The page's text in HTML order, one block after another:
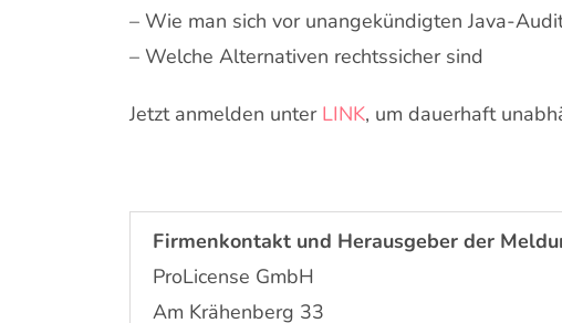
– Wie man sich vor unangekündigten Java-
– Welche Alternativen rechtssicher sind
Jetzt anmelden unter LINK, um dauerhaft
Firmenkontakt und Herausgeber der
ProLicense GmbH
Am Krähenberg 33